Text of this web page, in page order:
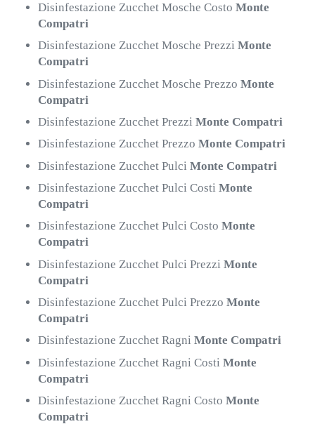
Disinfestazione Zucchet Mosche CostoMonte
Compatri
Disinfestazione Zucchet Mosche PrezziMonte
Compatri
Disinfestazione Zucchet Mosche PrezzoMonte
Compatri
Disinfestazione Zucchet PrezziMonte Compatri
Disinfestazione Zucchet PrezzoMonte Compatri
Disinfestazione Zucchet PulciMonte Compatri
Disinfestazione Zucchet Pulci CostiMonte
Compatri
Disinfestazione Zucchet Pulci CostoMonte
Compatri
Disinfestazione Zucchet Pulci PrezziMonte
Compatri
Disinfestazione Zucchet Pulci PrezzoMonte
Compatri
Disinfestazione Zucchet RagniMonte Compatri
Disinfestazione Zucchet Ragni CostiMonte
Compatri
Disinfestazione Zucchet Ragni CostoMonte
Compatri